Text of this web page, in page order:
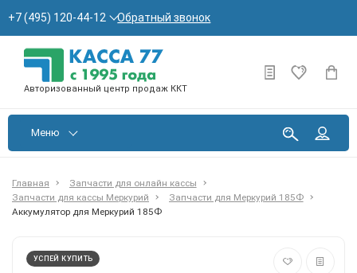
+7 (495) 120-44-12 Обратный звонок
Авторизованный центр продаж ККТ
Меню
Главная
Запчасти для онлайн кассы
Запчасти для кассы Меркурий
Запчасти для Меркурий 185Ф
Аккумулятор для Меркурий 185Ф
УСПЕЙ КУПИТЬ